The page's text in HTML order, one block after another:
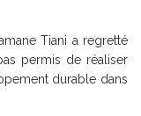
Tiani a regretté
permis de réaliser
durable dans